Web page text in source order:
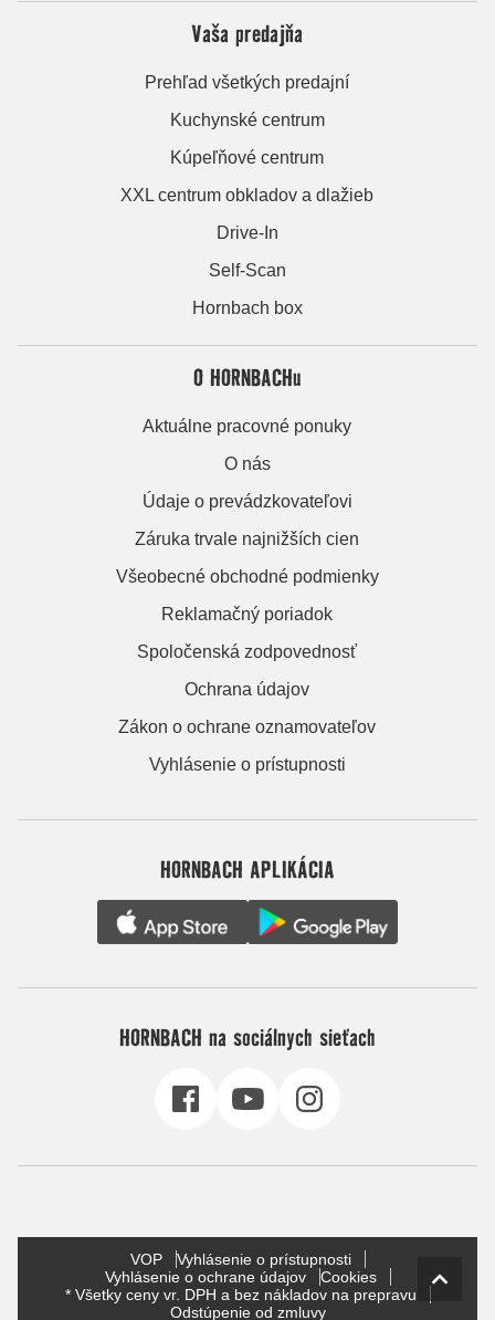
Vaša predajňa
Prehľad všetkých predajní
Kuchynské centrum
Kúpeľňové centrum
XXL centrum obkladov a dlažieb
Drive-In
Self-Scan
Hornbach box
O HORNBACHu
Aktuálne pracovné ponuky
O nás
Údaje o prevádzkovateľovi
Záruka trvale najnižších cien
Všeobecné obchodné podmienky
Reklamačný poriadok
Spoločenská zodpovednosť
Ochrana údajov
Zákon o ochrane oznamovateľov
Vyhlásenie o prístupnosti
HORNBACH APLIKÁCIA
HORNBACH na sociálnych sieťach
VOP
Vyhlásenie o prístupnosti
Vyhlásenie o ochrane údajov
Cookies
* Všetky ceny vr. DPH a bez nákladov na prepravu
Odstúpenie od zmluvy